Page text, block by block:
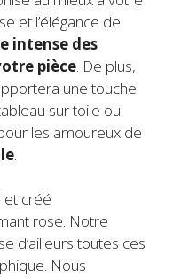
et l’élégance de
intense des
pièce . De plus,
une touche
sur toile ou
les amoureux de
et créé
rose. Notre
d’ailleurs toutes ces
Nous